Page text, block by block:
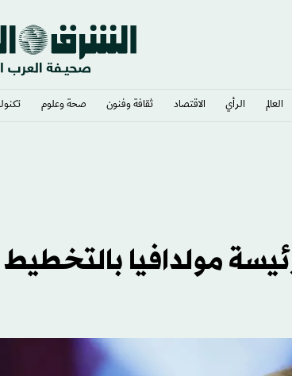
العالم الرأي الاقتصاد ثقافة وفنون صحة وعلوم
مولدافيا